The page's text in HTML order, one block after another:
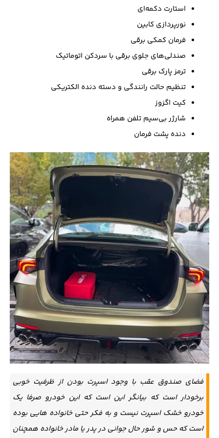
استارت دکمه‌ای
نورپردازی کابین
فرمان کمکی برقی
صندلی‌های جلوی برقی با سردکن اتوماتیک
ترمز پارک برقی
تنظیم حالت رانندگی و دسته دنده الکتریکی
کیت اگزوز
شارژر بی‌سیم تلفن همراه
دنده پشت فرمان
فضای صندوق عقب با وجود اسپرت بودن از ظرفیت خوبی
برخودار است که بیانگر این است که این خودرو صرفا یک
خودرو خشک اسپرت نیست و به فکر حتی خانواده هایی بوده
است که حس و شور حال جوانی در پدر یا مادر خانواده همچنان